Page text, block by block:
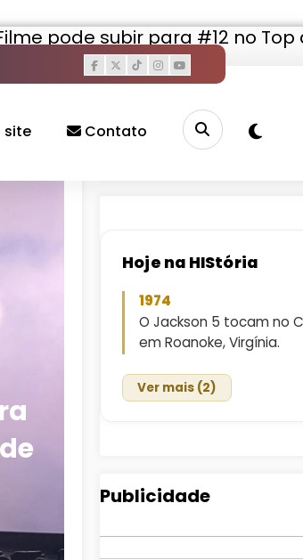
site Contato
pode subir para #12 no
Pesquisar
Hoje na HIStória
1974
O Jackson 5 tocam no
em Roanoke, Virgínia.
Ver mais (2)
Publicidade